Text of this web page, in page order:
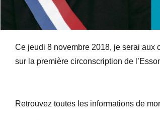
Ce jeudi 8 novembre 2018, je serai aux
sur la première circonscription de
Retrouvez toutes les informations de